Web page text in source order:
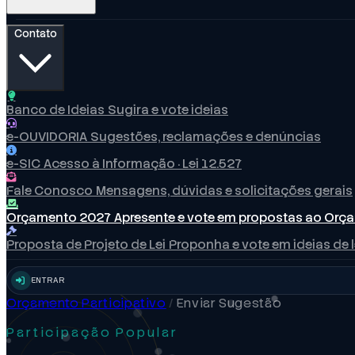
Contato
Banco de Ideias Sugira e vote ideias
e-OUVIDORIA Sugestões, reclamações e denúncias
e-SICAcesso à Informação · Lei 12.527
Fale Conosco Mensagens, dúvidas e solicitações gerais
Orçamento 2027Apresente e vote em propostas ao
Proposta de Projeto de Lei Proponha e vote em ideias de
ENTRAR
Orçamento Participativo / Enviar Sugestão
Participação Popular